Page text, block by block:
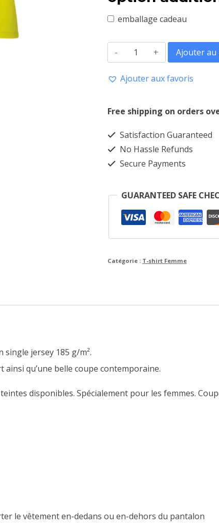
emballage cadeau
quantité
T-
Femme
100%
coton
Ajouter au
Ajouter aux favoris
Free shipping on orders
Satisfaction Guaranteed
No Hassle Refunds
Secure Payments
GUARANTEED SAFE
Catégorie : T-shirt Femme
jersey 185 g/m².
qu’une belle coupe contemporaine.
disponibles. Spécialement pour les femmes.
le vêtement en-dedans ou en-dehors du pantalon